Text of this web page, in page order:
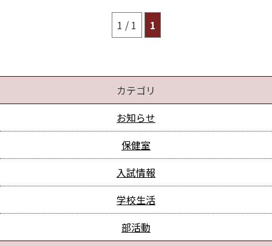
1 / 1 1
カテゴリ
お知らせ
保健室
入試情報
学校生活
部活動